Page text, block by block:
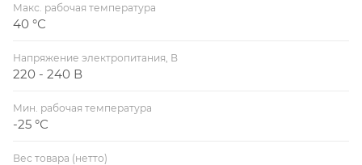
Макс. рабочая температура
40 °С
Напряжение электропитания, В
220 - 240 В
Мин. рабочая температура
-25 °С
Вес товара (нетто)